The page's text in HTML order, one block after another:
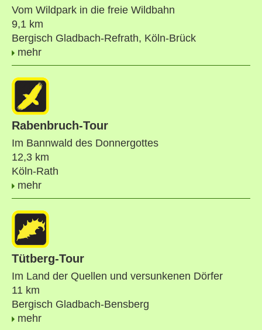
Vom Wildpark in die freie Wildbahn
9,1 km
Bergisch Gladbach-Refrath, Köln-Brück
mehr
Rabenbruch-Tour
Im Bannwald des Donnergottes
12,3 km
Köln-Rath
mehr
Tütberg-Tour
Im Land der Quellen und versunkenen Dörfer
11 km
Bergisch Gladbach-Bensberg
mehr